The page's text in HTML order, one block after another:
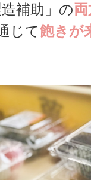
補助」の
じて飽きが